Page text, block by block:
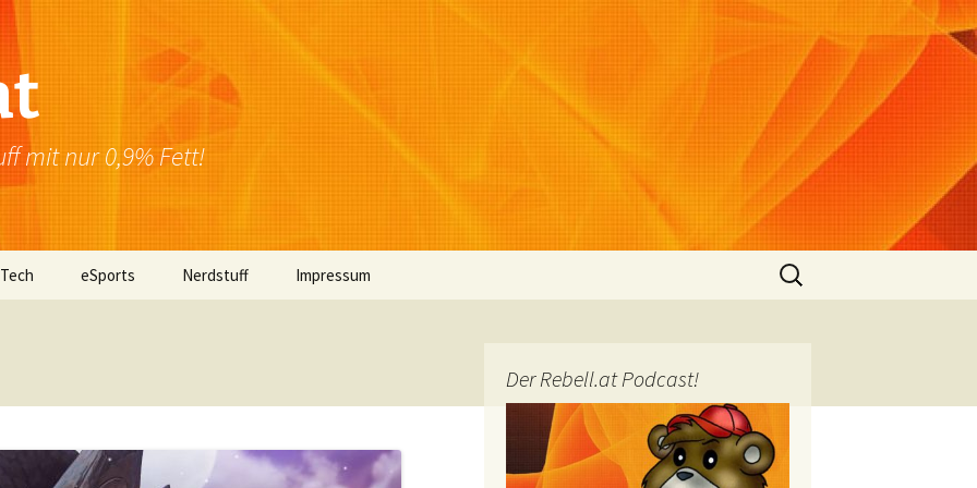
mit nur 0,9% Fett!
eSports Nerdstuff Impressum
Suchen
nach:
Der Rebell.at Podcast!